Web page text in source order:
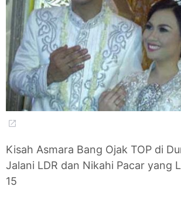
Kisah Asmara Bang Ojak TOP di
Jalani LDR dan Nikahi Pacar yang
15